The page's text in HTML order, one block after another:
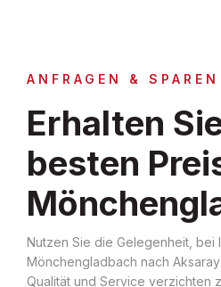
ANFRAGEN & SPAREN
Erhalten
besten
Nutzen Sie die Gelegenheit, bei
Mönchengladbach nach
Qualität und Service verzichten